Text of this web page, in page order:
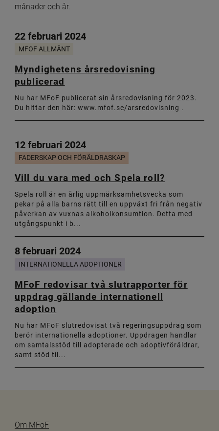
månader och år.
22 februari 2024
MFOF ALLMÄNT
Myndighetens årsredovisning
publicerad
Nu har MFoF publicerat sin årsredovisning för 2023.
Du hittar den här: www.mfof.se/arsredovisning .
12 februari 2024
FADERSKAP OCH FÖRÄLDRASKAP
Vill du vara med och Spela roll?
Spela roll är en årlig uppmärksamhetsvecka som
pekar på alla barns rätt till en uppväxt fri från negativ
påverkan av vuxnas alkoholkonsumtion. Detta med
utgångspunkt i b...
8 februari 2024
INTERNATIONELLA ADOPTIONER
MFoF redovisar två slutrapporter för
uppdrag gällande internationell
adoption
Nu har MFoF slutredovisat två regeringsuppdrag som
berör internationella adoptioner. Uppdragen handlar
om samtalsstöd till adopterade och adoptivföräldrar,
samt stöd til...
Om MFoF